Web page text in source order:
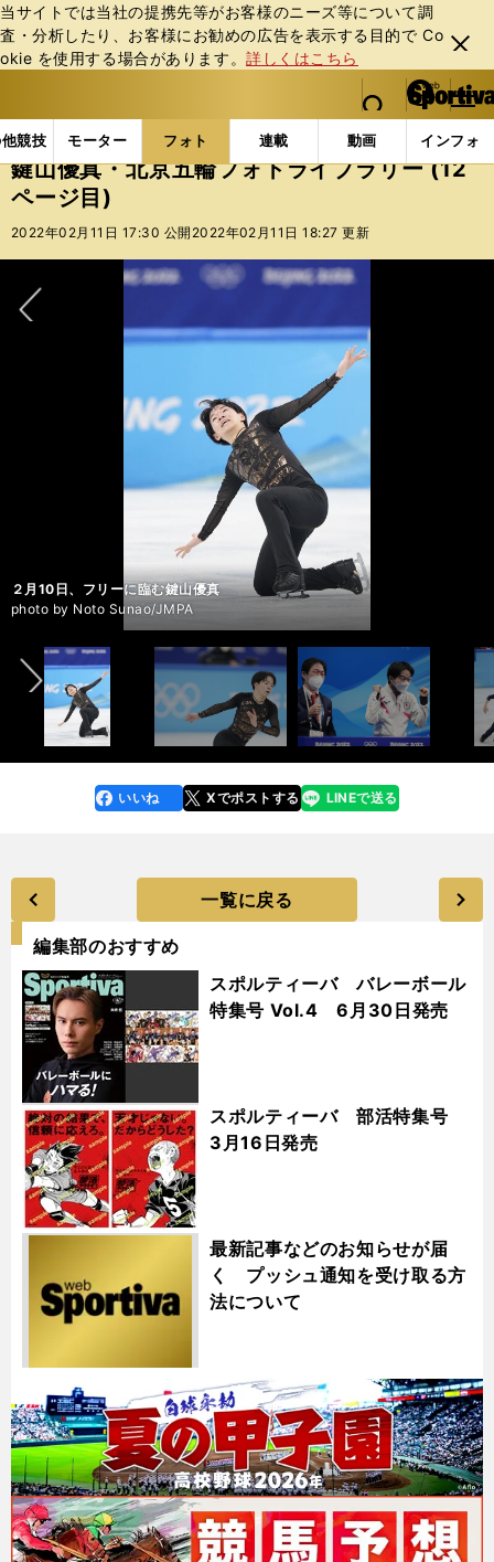
当サイトでは当社の提携先等がお客様のニーズ等について調
査・分析したり、お客様にお勧めの広告を表⽰する⽬的で Co
okie を使⽤する場合があります。詳しくはこちら
閉じ
る
web Sportiva (webスポルティーバ)
検索
マイペ
ー
ジ
メニュ
競技 モーター フォト 連載 動画 インフォ
b
ス
ポ
ル
バ
フォトギャラリー 鍵山優真・北京五輪フォトライブラ
鍵山優真・北京五輪フォトライブラリー (12
ページ目)
2022年02月11日 17:30 公開 2022年02月11日 18:27 更新
２月８日、SPに臨む鍵山優真
photo by Noto Sunao/JMPA
２月８日、SPに臨む鍵山優真
photo by Noto Sunao/JMPA
２月８日、SPに臨む鍵山優真
photo by Noto Sunao/JMPA
２月８日、SPに臨む鍵山優真
photo by Noto Sunao/JMPA
２月８日、SPに臨む鍵山優真
photo by Noto Sunao/JMPA
２月10日、フリーに臨む鍵山優真
photo by Noto Sunao/JMPA
２月10日、フリーに臨む鍵山優真
photo by Noto Sunao/JMPA
２月10日、フリーに臨む鍵山優真
photo by Noto Sunao/JMPA
２月10日、フリーに臨む鍵山優真
photo by Noto Sunao/JMPA
２月10日、フリーに臨む鍵山優真
photo by Noto Sunao/JMPA
２月10日、フリーに臨む鍵山優真
photo by Noto Sunao/JMPA
２月10日、フリーに臨む鍵山優真
photo by Noto Sunao/JMPA
２月10日、フリーに臨む鍵山優真
photo by Noto Sunao/JMPA
２月10日、フリーに臨んだ鍵山優真
photo by Noto Sunao/JMPA
前へ
faceboo
k
いいね Xでポストする
line LINEで送る
一覧に戻る
編集部のおすすめ
スポルティーバ バレーボール
特集号 Vol.4 6月30日発売
スポルティーバ 部活特集号
3月16日発売
最新記事などのお知らせが届
く プッシュ通知を受け取る方
法について